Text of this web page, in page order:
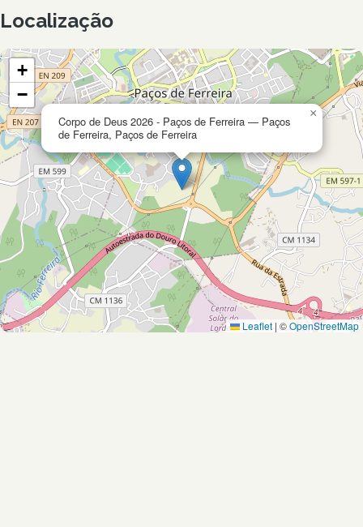
Localização
Corpo de Deus 2026 - Paços de Ferreira — Paços
de Ferreira, Paços de Ferreira
×
+
−
Leaflet | ©OpenStreetMap